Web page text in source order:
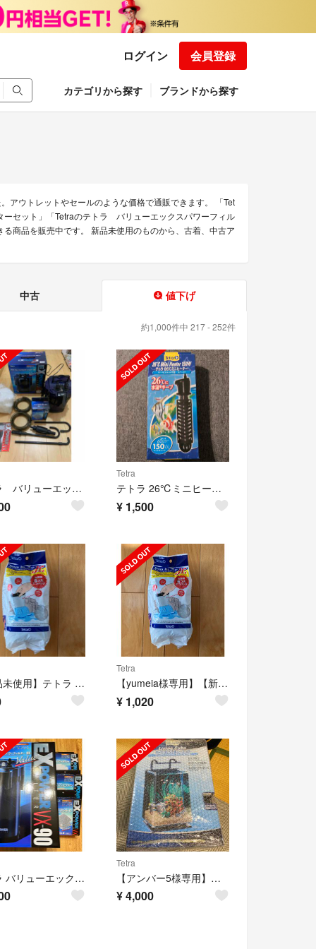
ログイン 会員登録
カテゴリから探す ブランドから探す
アウトレットやセールのような価格で通販できます。 「Tet
セット」「Tetraのテトラ バリューエックスパワーフィル
商品を販売中です。 新品未使用のものから、古着、中古ア
中古 値下げ
約1,000件中 217 - 252件
テトラ バリューエックスパワーフィルター VX-60
Tetra
テトラ 26℃ミニヒーター 150Wカバー付 MHC-150
¥ 1,500
【新品未使用】テトラ バイオバッグジュニア お買得 6コ入エコパック①
Tetra
【yumeia様専用】【新品未使用】テトラ バイオバッグジュニア ８個セット
¥ 1,020
テトラ バリューエックスパワーフィルター VX-90
Tetra
【アンバー5様専用】テトラ リビングキューブ 20
¥4,000